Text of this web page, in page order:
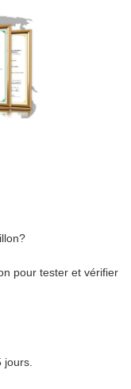
pour tester et vérifier
jours.